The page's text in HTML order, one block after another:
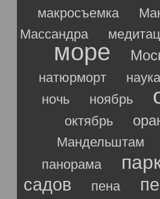
макросъемка
Массандра
море
натюрморт
наука
ночь
ноябрь
октябрь
Мандельштам
панорама
садов пена